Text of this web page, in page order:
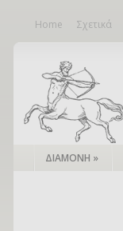
Home Σχετικά
ΔΙΑΜΟΝΗ »